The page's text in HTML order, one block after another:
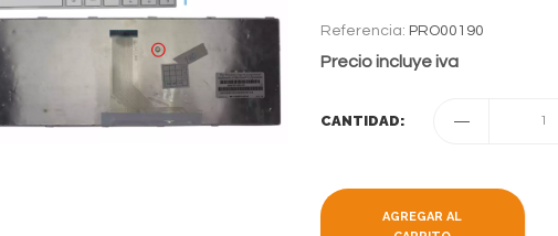
Referencia: PRO00190
Precio incluye iva
CANTIDAD: 1
AGREGAR AL